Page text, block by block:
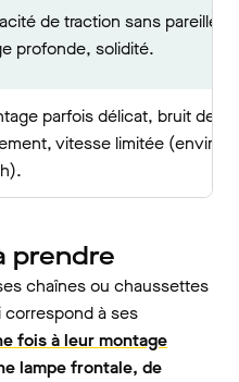
de traction sans pareille
profonde, solidité.
parfois délicat, bruit de
vitesse limitée (environ
prendre
chaînes ou chaussettes
correspond à ses
fois à leur montage
lampe frontale, de